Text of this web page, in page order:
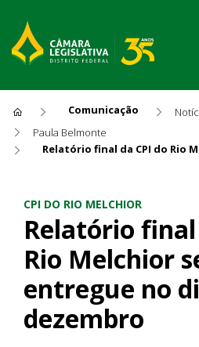
Comunicação
Paula Belmonte
CPI DO RIO MELCHIOR
Relatório final
Rio Melchior
entregue no
dezembro